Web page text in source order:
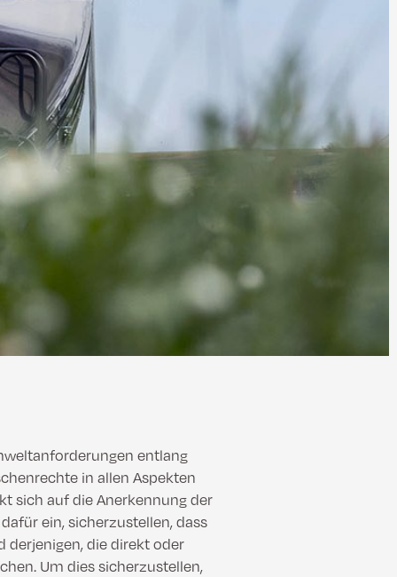
entlang
in allen Aspekten
sich auf die Anerkennung der
ein, sicherzustellen, dass
derjenigen, die direkt oder
Um dies sicherzustellen,